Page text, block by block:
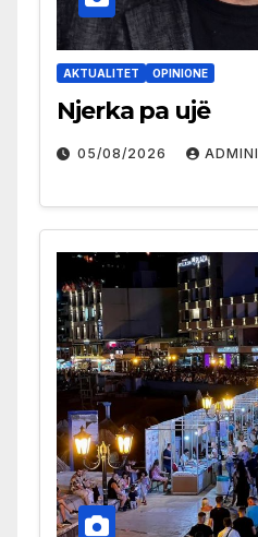
AKTUALITET OPINIONE
Njerka pa ujë
05/08/2026 ADMINI